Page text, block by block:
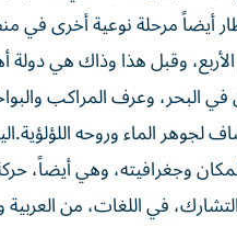
أيضاً مرحلة نوعية أخرى في
وقبل هذا وذاك هي دولة
في البحر، وعرف المراكب
الماء وروحه
وجغرافيته، وهي أيضاً،
في اللغات، من